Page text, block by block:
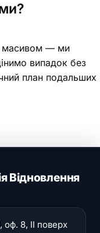
масивом — ми
випадок без
план подальших
Відновлення
оф. 8, II поверх